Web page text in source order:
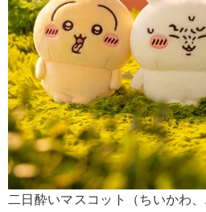
二日酔いマスコット（ちいかわ